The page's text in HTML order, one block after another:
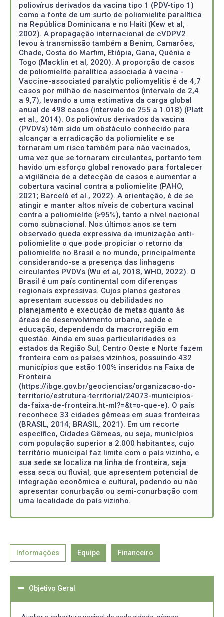
poliovírus derivados da vacina tipo 1 (PDV-tipo 1)
como a fonte de um surto de poliomielite paralítica
na República Dominicana e no Haiti (Kew et al,
2002). A propagação internacional de cVDPV2
levou à transmissão também a Benim, Camarões,
Chade, Costa do Marfim, Etiópia, Gana, Quénia e
Togo (Macklin et al, 2020). A proporção de casos
de poliomielite paralítica associada à vacina -
Vaccine-associated paralytic poliomyelitis é de 4,7
casos por milhão de nascimentos (intervalo de 2,4
a 9,7), levando a uma estimativa da carga global
anual de 498 casos (intervalo de 255 a 1.018) (Platt
et al., 2014). Os poliovírus derivados da vacina
(PVDVs) têm sido um obstáculo conhecido para
alcançar a erradicação da poliomielite e se
tornaram um risco também para não vacinados,
uma vez que se tornaram circulantes, portanto tem
havido um esforço global renovado para fortalecer
a vigilância de a detecção de casos e aumentar a
cobertura vacinal contra a poliomielite (PAHO,
2021; Barceló et al., 2022). A orientação, é de se
atingir e manter altos níveis de cobertura vacinal
contra a poliomielite (≥95%), tanto a nível nacional
como subnacional. Nos últimos anos se tem
observado queda expressiva da imunização anti-
poliomielite o que pode propiciar o retorno da
poliomielite no Brasil e no mundo, principalmente
considerando-se a presença das linhagens
circulantes PVDVs (Wu et al, 2018, WHO, 2022). O
Brasil é um país continental com diferenças
regionais expressivas. Cujos planos gestores
apresentam sucessos ou debilidades no
planejamento e execução de metas quanto às
áreas de desenvolvimento urbano, saúde e
educação, dependendo da macrorregião em
questão. Ainda em suas particularidades os
estados da Região Sul, Centro Oeste e Norte fazem
fronteira com os países vizinhos, possuindo 432
municípios que estão 100% inseridos na Faixa de
Fronteira
(https://ibge.gov.br/geociencias/organizacao-do-
territorio/estrutura-territorial/24073-municipios-
da-faixa-de-fronteira.ht-ml?=&t=o-que-e). O país
reconhece 33 cidades gêmeas em suas fronteiras
(BRASIL, 2014; BRASIL, 2021). Em um recorte
específico, Cidades Gêmeas, ou seja, municípios
com população superior a 2.000 habitantes, cujo
território municipal faz limite com o país vizinho, e
sua sede se localiza na linha de fronteira, seja
essa seca ou fluvial, que apresentem potencial de
integração econômica e cultural, podendo ou não
apresentar conurbação ou semi-conurbação com
uma localidade do país vizinho.
Informações Equipe Financeiro
Objetivo Geral